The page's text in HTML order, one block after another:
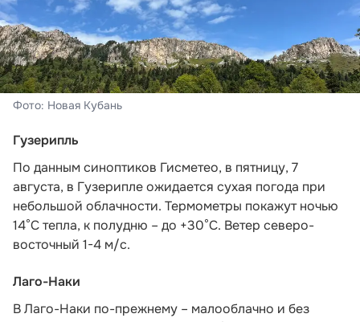
Фото: Новая Кубань
Гузерипль
По данным синоптиков Гисметео, в пятницу, 7
августа, в Гузерипле ожидается сухая погода при
небольшой облачности. Термометры покажут ночью
14°С тепла, к полудню – до +30°С. Ветер северо-
восточный 1-4 м/с.
Лаго-Наки
В Лаго-Наки по-прежнему – малооблачно и без